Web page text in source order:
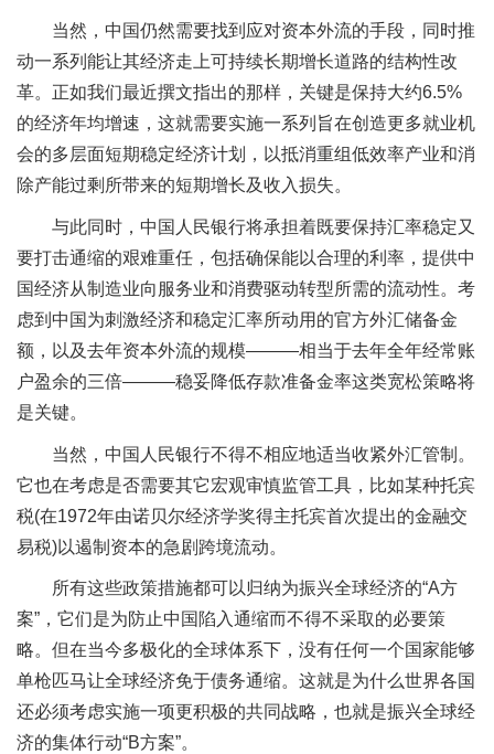
当然，中国仍然需要找到应对资本外流的手段，同时推
动一系列能让其经济走上可持续长期增长道路的结构性改
革。正如我们最近撰文指出的那样，关键是保持大约6.5%
的经济年均增速，这就需要实施一系列旨在创造更多就业机
会的多层面短期稳定经济计划，以抵消重组低效率产业和消
除产能过剩所带来的短期增长及收入损失。
与此同时，中国人民银行将承担着既要保持汇率稳定又
要打击通缩的艰难重任，包括确保能以合理的利率，提供中
国经济从制造业向服务业和消费驱动转型所需的流动性。考
虑到中国为刺激经济和稳定汇率所动用的官方外汇储备金
额，以及去年资本外流的规模———相当于去年全年经常账
户盈余的三倍———稳妥降低存款准备金率这类宽松策略将
是关键。
当然，中国人民银行不得不相应地适当收紧外汇管制。
它也在考虑是否需要其它宏观审慎监管工具，比如某种托宾
税(在1972年由诺贝尔经济学奖得主托宾首次提出的金融交
易税)以遏制资本的急剧跨境流动。
所有这些政策措施都可以归纳为振兴全球经济的“A方
案”，它们是为防止中国陷入通缩而不得不采取的必要策
略。但在当今多极化的全球体系下，没有任何一个国家能够
单枪匹马让全球经济免于债务通缩。这就是为什么世界各国
还必须考虑实施一项更积极的共同战略，也就是振兴全球经
济的集体行动“B方案”。